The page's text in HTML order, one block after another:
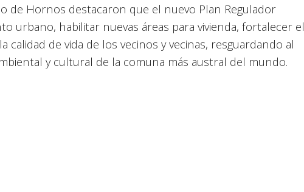
de Hornos destacaron que el nuevo Plan Regulador
urbano, habilitar nuevas áreas para vivienda, fortalecer el
de vida de los vecinos y vecinas, resguardando al
y cultural de la comuna más austral del mundo.